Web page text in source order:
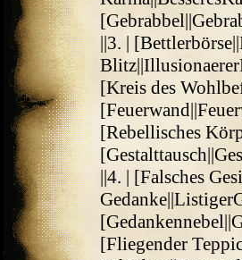
||3. |
[Kreis des
[Rebellisches
||4. | [Falsches
[Fliegender